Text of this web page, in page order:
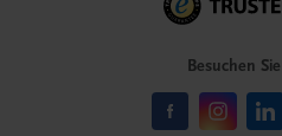
Besuchen